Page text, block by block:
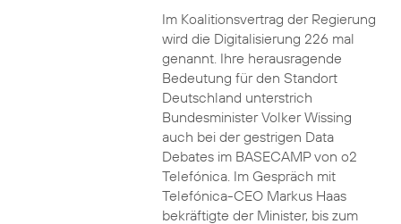
Im Koalitionsvertrag der Regierung
wird die Digitalisierung 226 mal
genannt. Ihre herausragende
Bedeutung für den Standort
Deutschland unterstrich
Bundesminister Volker Wissing
auch bei der gestrigen Data
Debates im BASECAMP von o2
Telefónica. Im Gespräch mit
Telefónica-CEO Markus Haas
bekräftigte der Minister, bis zum